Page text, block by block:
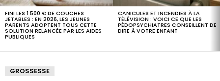
FINI LES 1 500 € DE COUCHES
JETABLES : EN 2026, LES JEUNES
PARENTS ADOPTENT TOUS CETTE
SOLUTION RELANCÉE PAR LES AIDES
PUBLIQUES
CANICULES ET INCENDIES À LA
TÉLÉVISION : VOICI CE QUE LES
PÉDOPSYCHIATRES CONSEILLENT DE
DIRE À VOTRE ENFANT
GROSSESSE